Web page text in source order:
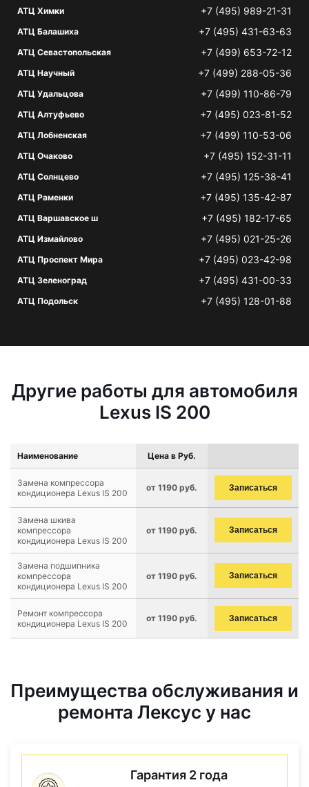
АТЦ Химки +7 (495) 989-21-31
АТЦ Балашиха +7 (495) 431-63-63
АТЦ Севастопольская +7 (499) 653-72-12
АТЦ Научный +7 (499) 288-05-36
АТЦ Удальцова +7 (499) 110-86-79
АТЦ Алтуфьево +7 (495) 023-81-52
АТЦ Лобненская +7 (499) 110-53-06
АТЦ Очаково +7 (495) 152-31-11
АТЦ Солнцево +7 (495) 125-38-41
АТЦ Раменки +7 (495) 135-42-87
АТЦ Варшавское ш +7 (495) 182-17-65
АТЦ Измайлово +7 (495) 021-25-26
АТЦ Проспект Мира +7 (495) 023-42-98
АТЦ Зеленоград +7 (495) 431-00-33
АТЦ Подольск +7 (495) 128-01-88
Другие работы для автомобиля
Lexus IS 200
Наименование Цена в Руб.
Замена компрессора
кондиционера Lexus IS 200
от 1190 руб. Записаться
Замена шкива
компрессора
кондиционера Lexus IS 200
от 1190 руб. Записаться
Замена подшипника
компрессора
кондиционера Lexus IS 200
от 1190 руб. Записаться
Ремонт компрессора
кондиционера Lexus IS 200
от 1190 руб. Записаться
Преимущества обслуживания и
ремонта Лексус у нас
Гарантия 2 года